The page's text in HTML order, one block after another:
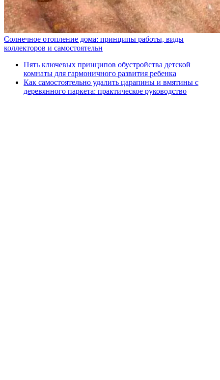
Солнечное отопление дома: принципы работы, виды
коллекторов и самостоятельн
Пять ключевых принципов обустройства детской
комнаты для гармоничного развития ребенка
Как самостоятельно удалить царапины и вмятины с
деревянного паркета: практическое руководство